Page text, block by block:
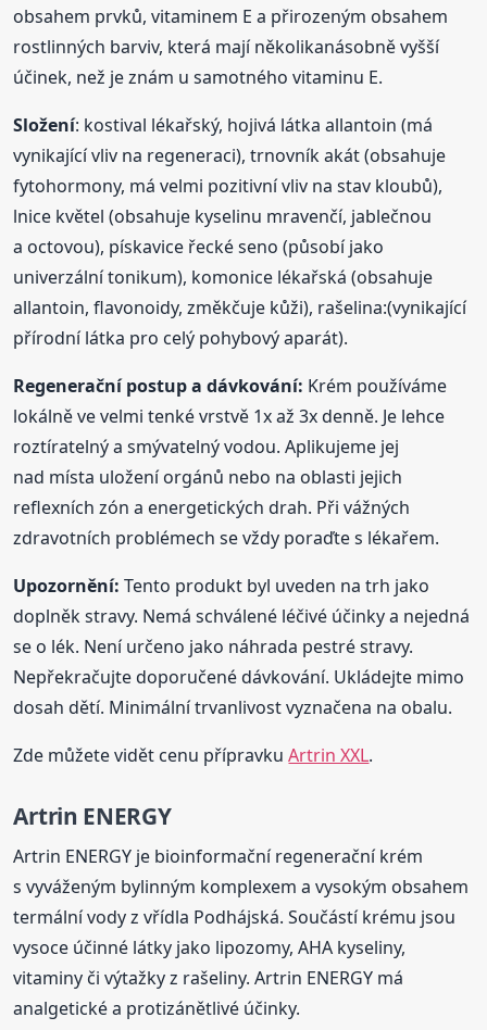
obsahem prvků, vitaminem E a přirozeným obsahem
rostlinných barviv, která mají několikanásobně vyšší
účinek, než je znám u samotného vitaminu E.
Složení: kostival lékařský, hojivá látka allantoin (má
vynikající vliv na regeneraci), trnovník akát (obsahuje
fytohormony, má velmi pozitivní vliv na stav kloubů),
lnice květel (obsahuje kyselinu mravenčí, jablečnou
a octovou), pískavice řecké seno (působí jako
univerzální tonikum), komonice lékařská (obsahuje
allantoin, flavonoidy, změkčuje kůži), rašelina:(vynikající
přírodní látka pro celý pohybový aparát).
Regenerační postup a dávkování: Krém používáme
lokálně ve velmi tenké vrstvě 1x až 3x denně. Je lehce
roztíratelný a smývatelný vodou. Aplikujeme jej
nad místa uložení orgánů nebo na oblasti jejich
reflexních zón a energetických drah. Při vážných
zdravotních problémech se vždy poraďte s lékařem.
Upozornění: Tento produkt byl uveden na trh jako
doplněk stravy. Nemá schválené léčivé účinky a nejedná
se o lék. Není určeno jako náhrada pestré stravy.
Nepřekračujte doporučené dávkování. Ukládejte mimo
dosah dětí. Minimální trvanlivost vyznačena na obalu.
Zde můžete vidět cenu přípravkuArtrin XXL.
Artrin ENERGY
Artrin ENERGY je bioinformační regenerační krém
s vyváženým bylinným komplexem a vysokým obsahem
termální vody z vřídla Podhájská. Součástí krému jsou
vysoce účinné látky jako lipozomy, AHA kyseliny,
vitaminy či výtažky z rašeliny. Artrin ENERGY má
analgetické a protizánětlivé účinky.